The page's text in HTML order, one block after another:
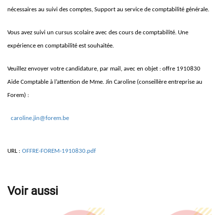
nécessaires au suivi des comptes, Support au service de comptabilité générale.
Vous avez suivi un cursus scolaire avec des cours de comptabilité. Une
expérience en comptabilité est souhaitée.
Veuillez envoyer votre candidature, par mail, avec en objet : offre 1910830
Aide Comptable à l’attention de Mme. Jin Caroline (conseillère entreprise au
Forem) :
caroline.jin@forem.be
URL : OFFRE-FOREM-1910830.pdf
Voir aussi